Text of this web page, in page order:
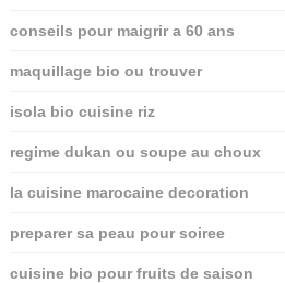
conseils pour maigrir a 60 ans
maquillage bio ou trouver
isola bio cuisine riz
regime dukan ou soupe au choux
la cuisine marocaine decoration
preparer sa peau pour soiree
cuisine bio pour fruits de saison